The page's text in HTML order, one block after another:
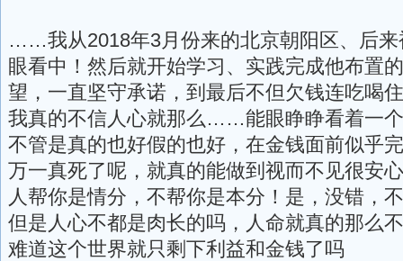
……我从2018年3月份来的北京朝阳区、后来
眼看中！然后就开始学习、实践完成他布置
望，一直坚守承诺，到最后不但欠钱连吃喝
我真的不信人心就那么……能眼睁睁看着一
不管是真的也好假的也好，在金钱面前似
万一真死了呢，就真的能做到视而不见很安
人帮你是情分，不帮你是本分！是，没错，
但是人心不都是肉长的吗，人命就真的那么
难道这个世界就只剩下利益和金钱了吗